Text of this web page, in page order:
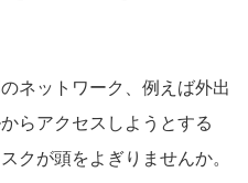
ネットワーク、例えば外出
らアクセスしようとする
クが頭をよぎりませんか。